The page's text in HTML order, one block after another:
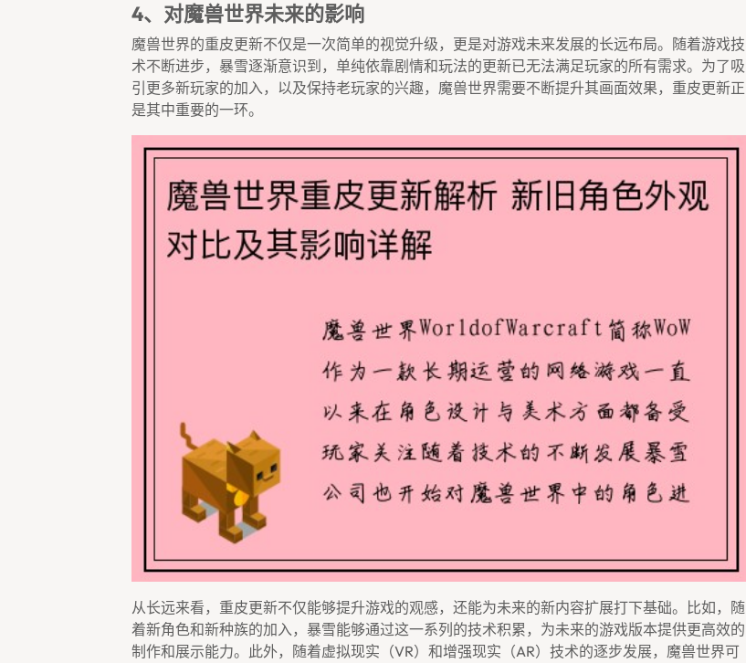
4、对魔兽世界未来的影响
魔兽世界的重皮更新不仅是一次简单的视觉升级，更是对游戏未来发展的长远布局。随着游戏技
术不断进步，暴雪逐渐意识到，单纯依靠剧情和玩法的更新已无法满足玩家的所有需求。为了吸
引更多新玩家的加入，以及保持老玩家的兴趣，魔兽世界需要不断提升其画面效果，重皮更新正
是其中重要的一环。
从长远来看，重皮更新不仅能够提升游戏的观感，还能为未来的新内容扩展打下基础。比如，随
着新角色和新种族的加入，暴雪能够通过这一系列的技术积累，为未来的游戏版本提供更高效的
制作和展示能力。此外，随着虚拟现实（VR）和增强现实（AR）技术的逐步发展，魔兽世界可